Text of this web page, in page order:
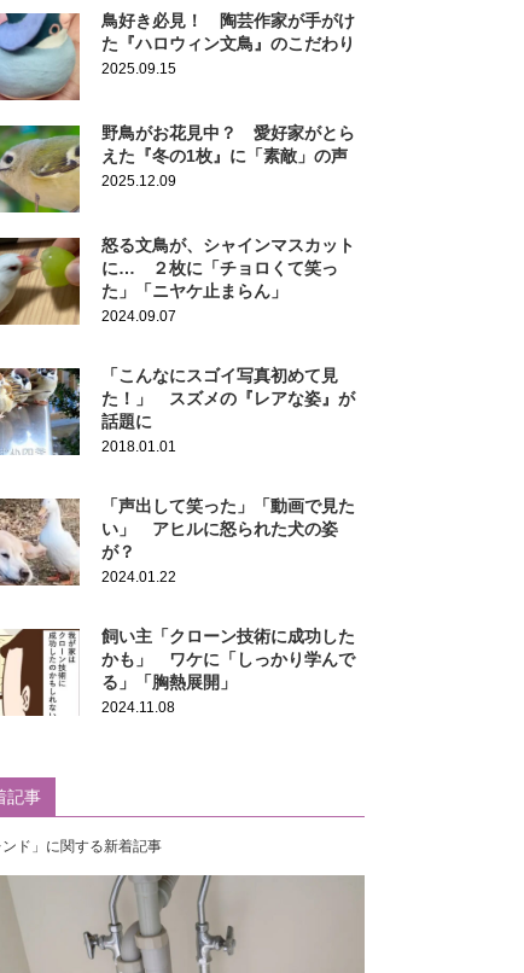
鳥好き必見！ 陶芸作家が手がけ
た『ハロウィン文鳥』のこだわり
2025.09.15
野鳥がお花見中？ 愛好家がとら
えた『冬の1枚』に「素敵」の声
2025.12.09
怒る文鳥が、シャインマスカット
に… ２枚に「チョロくて笑っ
た」「ニヤケ止まらん」
2024.09.07
「こんなにスゴイ写真初めて見
た！」 スズメの『レアな姿』が
話題に
2018.01.01
「声出して笑った」「動画で見た
い」 アヒルに怒られた犬の姿
が？
2024.01.22
飼い主「クローン技術に成功した
かも」 ワケに「しっかり学んで
る」「胸熱展開」
2024.11.08
記事
ンド」に関する新着記事